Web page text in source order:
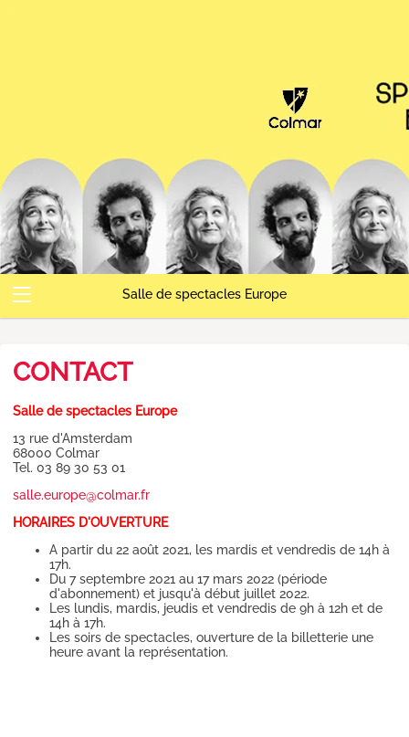
Salle de spectacles Europe
CONTACT
Salle de spectacles Europe
13 rue d'Amsterdam
68000 Colmar
Tel. 03 89 30 53 01
salle.europe@colmar.fr
HORAIRES D'OUVERTURE
A partir du 22 août 2021, les mardis et vendredis de 14h à
17h.
Du 7 septembre 2021 au 17 mars 2022 (période
d'abonnement) et jusqu'à début juillet 2022.
Les lundis, mardis, jeudis et vendredis de 9h à 12h et de
14h à 17h.
Les soirs de spectacles, ouverture de la billetterie une
heure avant la représentation.